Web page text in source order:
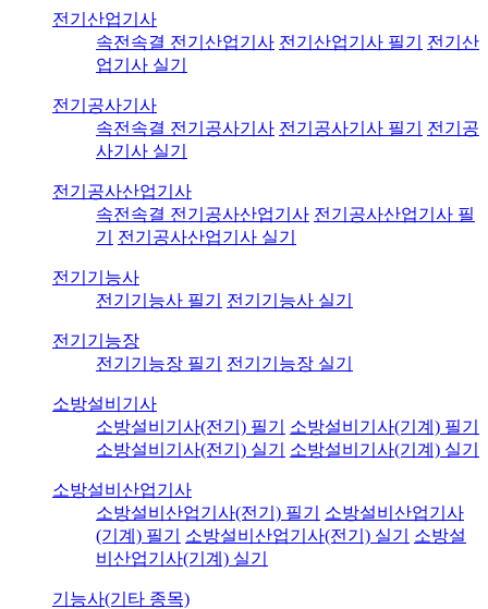
전기산업기사
속전속결 전기산업기사 전기산업기사 필기
전기산
업기사 실기
전기공사기사
속전속결 전기공사기사 전기공사기사 필기
전기공
사기사 실기
전기공사산업기사
속전속결 전기공사산업기사 전기공사산업기사 필
기
전기공사산업기사 실기
전기기능사
전기기능사 필기
전기기능사 실기
전기기능장
전기기능장 필기
전기기능장 실기
소방설비기사
소방설비기사(전기) 필기
소방설비기사(기계) 필기
소방설비기사(전기) 실기
소방설비기사(기계) 실기
소방설비산업기사
소방설비산업기사(전기) 필기
소방설비산업기사
(기계) 필기
소방설비산업기사(전기) 실기
소방설
비산업기사(기계) 실기
기능사(기타 종목)